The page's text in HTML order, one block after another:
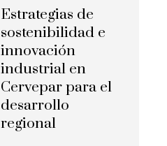
Estrategias de
sostenibilidad e
innovación
industrial en
Cervepar para el
desarrollo
regional